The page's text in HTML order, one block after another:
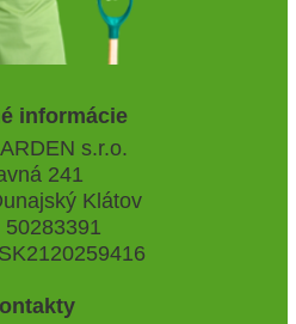
informácie
s.r.o.
241
Klátov
50283391